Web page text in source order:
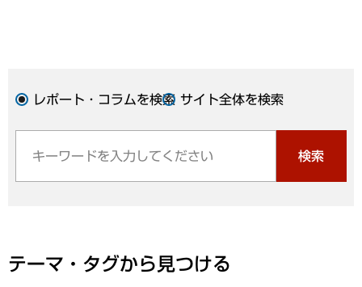
レポート・コラムを検索 サイト全体を検索
検索
テーマ・タグから見つける